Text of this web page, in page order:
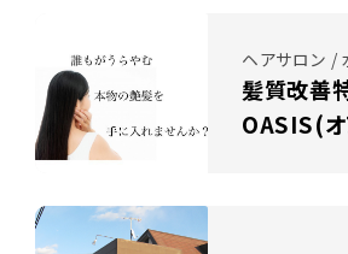
ヘアサロン /
髪質改善
OASIS(